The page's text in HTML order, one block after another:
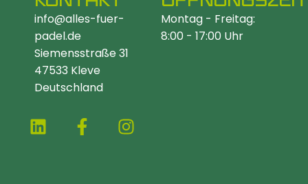
info@alles-fuer-
padel.de
Siemensstraße 31
47533 Kleve
Deutschland
Montag - Freitag:
8:00 - 17:00 Uhr